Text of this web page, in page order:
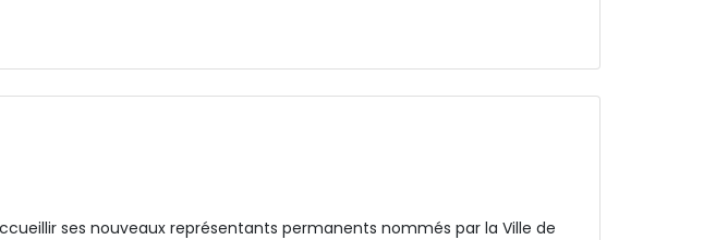
ses nouveaux représentants permanents nommés par la Ville de